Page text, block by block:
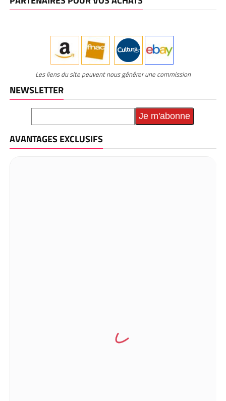
Les liens du site peuvent nous générer une commission
NEWSLETTER
AVANTAGES EXCLUSIFS